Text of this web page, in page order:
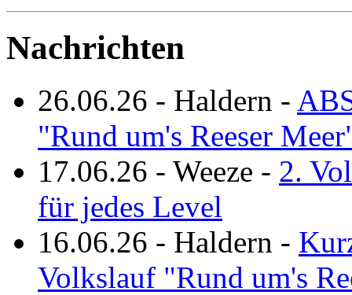
Nachrichten
26.06.26 - Haldern -
"Rund um's Reeser
17.06.26 - Weeze - 2.
für jedes Level
16.06.26 - Haldern -
Volkslauf "Rund um's